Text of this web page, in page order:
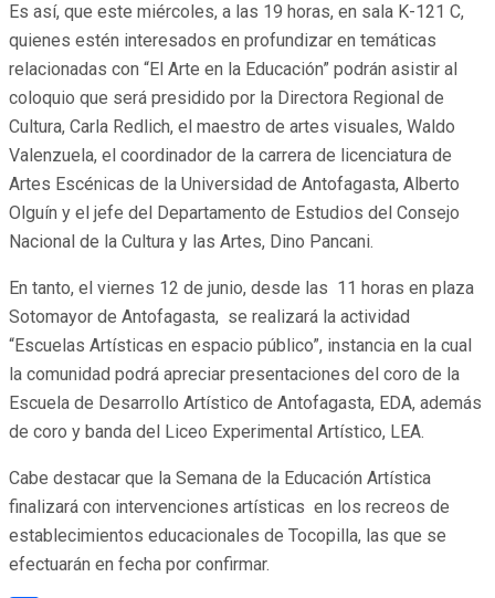
Es así, que este miércoles, a las 19 horas, en sala K-121 C,
quienes estén interesados en profundizar en temáticas
relacionadas con “El Arte en la Educación” podrán asistir al
coloquio que será presidido por la Directora Regional de
Cultura, Carla Redlich, el maestro de artes visuales, Waldo
Valenzuela, el coordinador de la carrera de licenciatura de
Artes Escénicas de la Universidad de Antofagasta, Alberto
Olguín y el jefe del Departamento de Estudios del Consejo
Nacional de la Cultura y las Artes, Dino Pancani.
En tanto, el viernes 12 de junio, desde las 11 horas en plaza
Sotomayor de Antofagasta, se realizará la actividad
“Escuelas Artísticas en espacio público”, instancia en la cual
la comunidad podrá apreciar presentaciones del coro de la
Escuela de Desarrollo Artístico de Antofagasta, EDA, además
de coro y banda del Liceo Experimental Artístico, LEA.
Cabe destacar que la Semana de la Educación Artística
finalizará con intervenciones artísticas en los recreos de
establecimientos educacionales de Tocopilla, las que se
efectuarán en fecha por confirmar.